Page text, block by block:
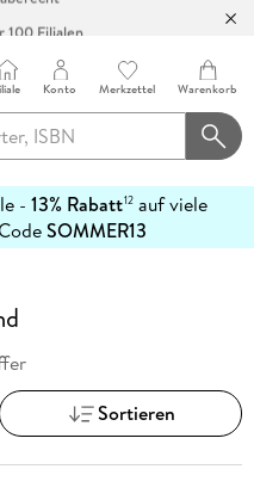
Konto Merkzettel Warenkorb
- 13% Rabatt12 auf viele
SOMMER13
Sortieren